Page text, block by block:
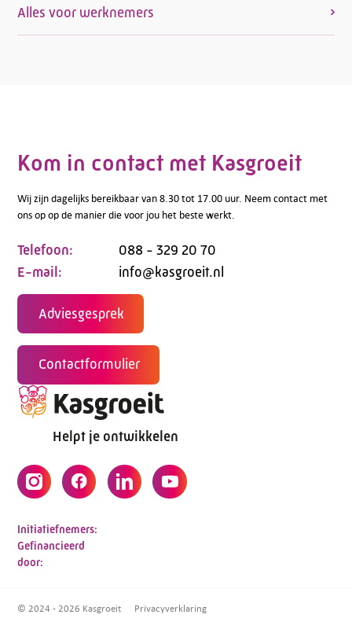
Alles voor werknemers
Kom in contact met Kasgroeit
Wij zijn dagelijks bereikbaar van 8.30 tot 17.00 uur. Neem contact met
ons op op de manier die voor jou het beste werkt.
Telefoon:
088 - 329 20 70
E-mail:
info@kasgroeit.nl
Adviesgesprek
Contactformulier
Helpt je ontwikkelen
Initiatiefnemers:
Gefinancieerd
door:
© 2024 - 2026 Kasgroeit Privacyverklaring